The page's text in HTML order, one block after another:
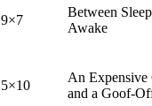
9×7
Between
Awake
5×10
An Expensive
and a Goof-